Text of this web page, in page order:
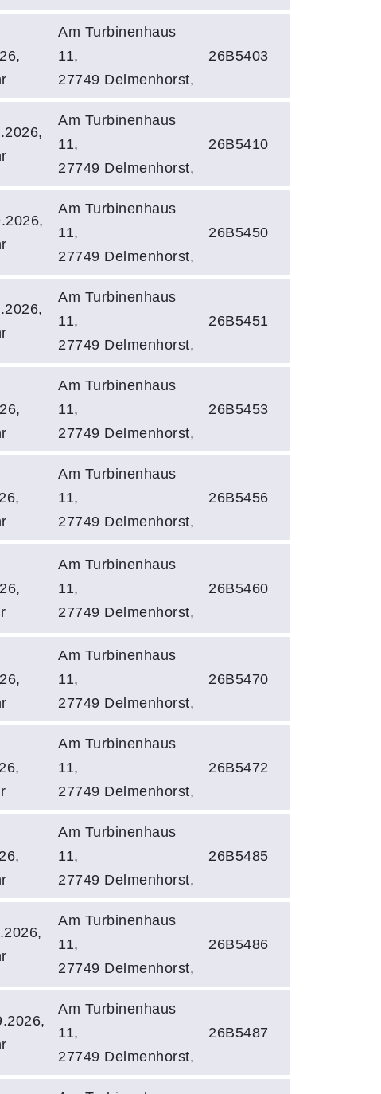
Am Turbinenhaus
11,
27749 Delmenhorst,
26B5403
Am Turbinenhaus
11,
27749 Delmenhorst,
26B5410
Am Turbinenhaus
11,
27749 Delmenhorst,
26B5450
Am Turbinenhaus
11,
27749 Delmenhorst,
26B5451
Am Turbinenhaus
11,
27749 Delmenhorst,
26B5453
Am Turbinenhaus
11,
27749 Delmenhorst,
26B5456
Am Turbinenhaus
11,
27749 Delmenhorst,
26B5460
Am Turbinenhaus
11,
27749 Delmenhorst,
26B5470
Am Turbinenhaus
11,
27749 Delmenhorst,
26B5472
Am Turbinenhaus
11,
27749 Delmenhorst,
26B5485
Am Turbinenhaus
11,
27749 Delmenhorst,
26B5486
Am Turbinenhaus
11,
27749 Delmenhorst,
26B5487